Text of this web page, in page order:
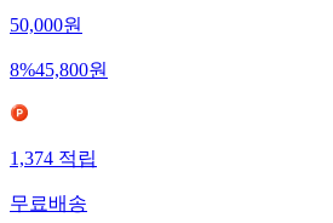
50,000원
8%45,800원
1,374적립
무료배송